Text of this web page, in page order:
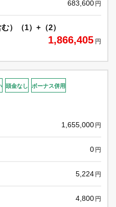
683,600 円
）（1）+（2）
1,866,405 円
頭金なし ボーナス併用
1,655,000 円
0 円
5,224 円
4,800 円